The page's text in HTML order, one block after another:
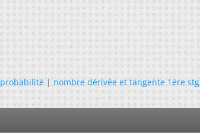
probabilité|nombre dérivée et tangente 1ére stg